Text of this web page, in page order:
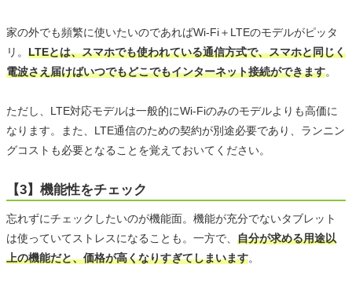
家の外でも頻繁に使いたいのであればWi-Fi＋LTEのモデルがピッタ
リ。 LTEとは、スマホでも使われている通信方式で、スマホと同じく
電波さえ届けばいつでもどこでもインターネット接続ができます。
ただし、LTE対応モデルは一般的にWi-Fiのみのモデルよりも高価に
なります。また、LTE通信のための契約が別途必要であり、ランニン
グコストも必要となることを覚えておいてください。
【3】機能性をチェック
忘れずにチェックしたいのが機能面。機能が充分でないタブレット
は使っていてストレスになることも。一方で、 自分が求める用途以
上の機能だと、価格が高くなりすぎてしまいます。